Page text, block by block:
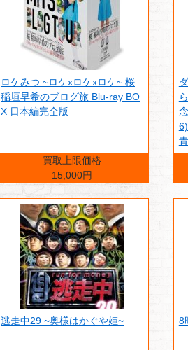
ロケみつ ~ロケxロケxロケ~ 桜
稲垣早希のブログ旅 Blu-ray BO
X 日本編完全版
買取上限価格
15,000円
逃走中29 ~奥様はかぐや姫~ 8